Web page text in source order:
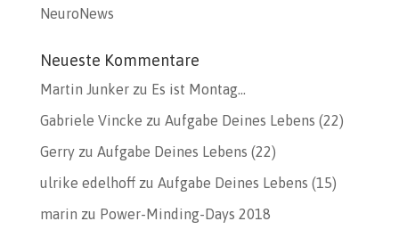
NeuroNews
Neueste Kommentare
Martin Junkerzu Es ist Montag…
Gabriele Vincke zu Aufgabe Deines Lebens (22)
Gerryzu Aufgabe Deines Lebens (22)
ulrike edelhoffzu Aufgabe Deines Lebens (15)
marin zu Power-Minding-Days 2018